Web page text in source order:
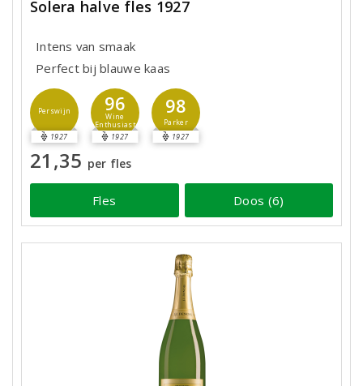
Solera halve fles 1927
Intens van smaak
Perfect bij blauwe kaas
Perswijn
1927
96
Wine
Enthusiast
1927
98
Parker
1927
21,35 per fles
Fles Doos (6)